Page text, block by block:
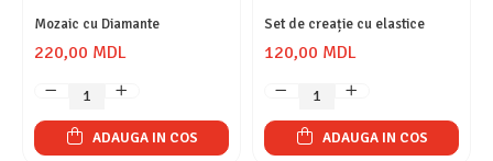
Mozaic cu Diamante
220,00 MDL
ADAUGA IN COS
Set de creație cu elastice
120,00 MDL
ADAUGA IN COS